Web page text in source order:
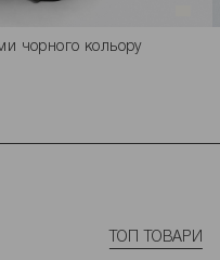
чорного кольору
ТОП ТОВАРИ